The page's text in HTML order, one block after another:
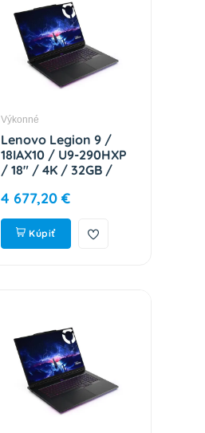
Výkonné
Lenovo Legion 9 /
18IAX10 / U9-290HXP
/ 18" / 4K / 32GB /
OS / Eclipse Black /
3R On-Site
83EY0087CK
4 677,20 €
Kúpiť